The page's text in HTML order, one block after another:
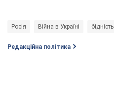
Росія Війна в Україні бідність
Редакційна політика